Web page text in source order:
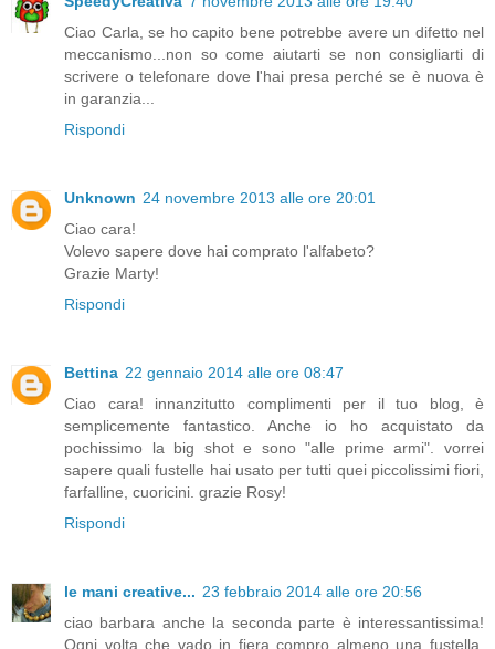
Ciao Carla, se ho capito bene potrebbe avere un difetto nel
meccanismo...non so come aiutarti se non consigliarti di
scrivere o telefonare dove l'hai presa perché se è nuova è
in garanzia...
Rispondi
Unknown 24 novembre 2013 alle ore 20:01
Ciao cara!
Volevo sapere dove hai comprato l'alfabeto?
Grazie Marty!
Rispondi
Bettina 22 gennaio 2014 alle ore 08:47
Ciao cara! innanzitutto complimenti per il tuo blog, è
semplicemente fantastico. Anche io ho acquistato da
pochissimo la big shot e sono "alle prime armi". vorrei
sapere quali fustelle hai usato per tutti quei piccolissimi fiori,
farfalline, cuoricini. grazie Rosy!
Rispondi
le mani creative... 23 febbraio 2014 alle ore 20:56
ciao barbara anche la seconda parte è interessantissima!
Ogni volta che vado in fiera compro almeno una fustella,